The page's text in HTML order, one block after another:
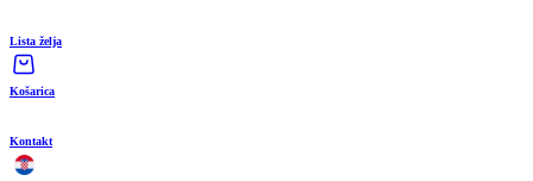
Lista želja
Košarica
Kontakt